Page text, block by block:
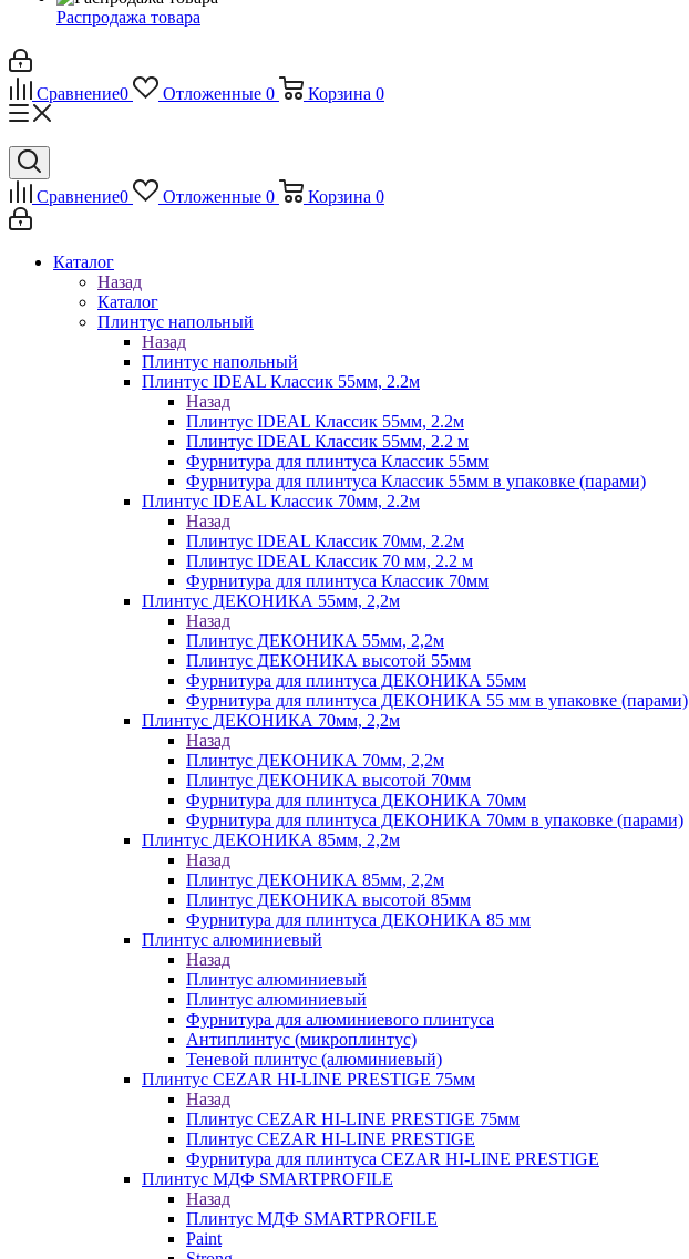
Распродажа товара
Сравнение0 Отложенные 0 Корзина 0
Сравнение0 Отложенные 0 Корзина 0
Каталог
Назад
Каталог
Плинтус напольный
Назад
Плинтус напольный
Плинтус IDEAL Классик 55мм, 2.2м
Назад
Плинтус IDEAL Классик 55мм, 2.2м
Плинтус IDEAL Классик 55мм, 2.2 м
Фурнитура для плинтуса Классик 55мм
Фурнитура для плинтуса Классик 55мм в упаковке (парами)
Плинтус IDEAL Классик 70мм, 2.2м
Назад
Плинтус IDEAL Классик 70мм, 2.2м
Плинтус IDEAL Классик 70 мм, 2.2 м
Фурнитура для плинтуса Классик 70мм
Плинтус ДЕКОНИКА 55мм, 2,2м
Назад
Плинтус ДЕКОНИКА 55мм, 2,2м
Плинтус ДЕКОНИКА высотой 55мм
Фурнитура для плинтуса ДЕКОНИКА 55мм
Фурнитура для плинтуса ДЕКОНИКА 55 мм в упаковке (парами)
Плинтус ДЕКОНИКА 70мм, 2,2м
Назад
Плинтус ДЕКОНИКА 70мм, 2,2м
Плинтус ДЕКОНИКА высотой 70мм
Фурнитура для плинтуса ДЕКОНИКА 70мм
Фурнитура для плинтуса ДЕКОНИКА 70мм в упаковке (парами)
Плинтус ДЕКОНИКА 85мм, 2,2м
Назад
Плинтус ДЕКОНИКА 85мм, 2,2м
Плинтус ДЕКОНИКА высотой 85мм
Фурнитура для плинтуса ДЕКОНИКА 85 мм
Плинтус алюминиевый
Назад
Плинтус алюминиевый
Плинтус алюминиевый
Фурнитура для алюминиевого плинтуса
Антиплинтус (микроплинтус)
Теневой плинтус (алюминиевый)
Плинтус CEZAR HI-LINE PRESTIGE 75мм
Назад
Плинтус CEZAR HI-LINE PRESTIGE 75мм
Плинтус CEZAR HI-LINE PRESTIGE
Фурнитура для плинтуса CEZAR HI-LINE PRESTIGE
Плинтус МДФ SMARTPROFILE
Назад
Плинтус МДФ SMARTPROFILE
Paint